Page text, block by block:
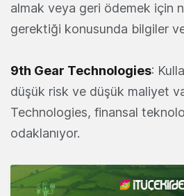
almak veya geri ödemek için
gerektiği konusunda bilgiler
9th Gear Technologies:
düşük risk ve düşük maliyet
Technologies, finansal
odaklanıyor.